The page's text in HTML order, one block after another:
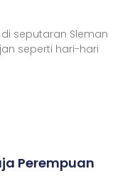
di seputaran Sleman
seperti hari-hari
Perempuan